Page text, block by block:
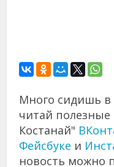
Много сидишь в
читай
Костанай"
Фейсбуке и
новость можно